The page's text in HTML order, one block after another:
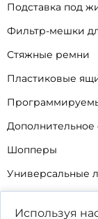
Подставка под
Фильтр-мешки
Стяжные ремни
Пластиковые
Дополнительное
Шопперы
Универсальные
Используя